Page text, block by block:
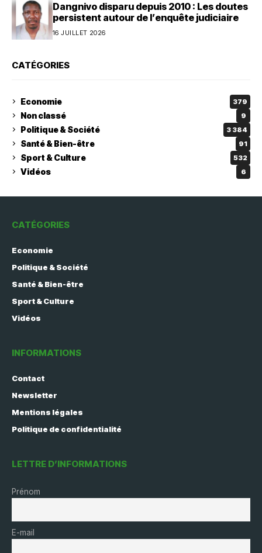
Dangnivo disparu depuis 2010 : Les doutes
persistent autour de l’enquête judiciaire
16 JUILLET 2026
CATÉGORIES
Economie 379
Non classé 9
Politique & Société 3 384
Santé & Bien-être 91
Sport & Culture 532
Vidéos 6
CATÉGORIES
Economie
Politique & Société
Santé & Bien-être
Sport & Culture
Vidéos
INFORMATIONS
Contact
Newsletter
Mentions légales
Politique de confidentialité
LETTRE D’INFORMATIONS
Prénom
E-mail